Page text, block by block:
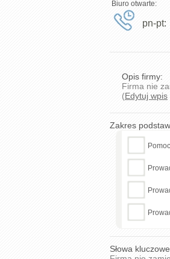
Biuro otwarte:
pn-pt:
Opis firmy:
Firma nie
(Edytuj wpis
Zakres
Słowa